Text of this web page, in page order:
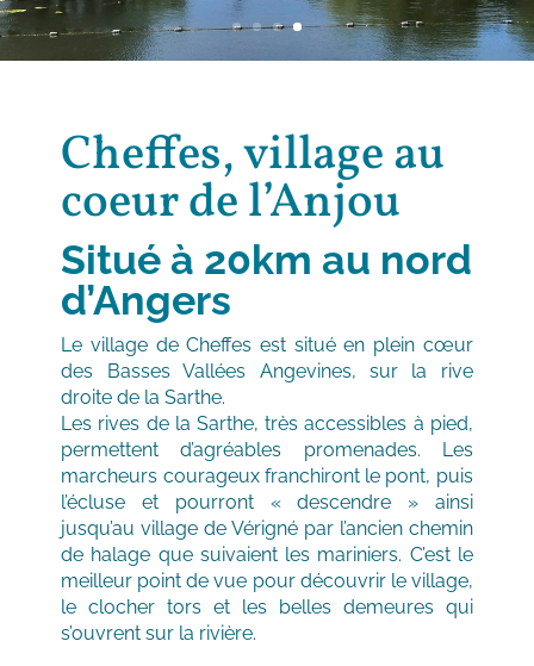
Cheffes, village au
coeur de l’Anjou
Situé à 20km au nord
d’Angers
Le village de Cheffes est situé en plein cœur
des Basses Vallées Angevines, sur la rive
droite de la Sarthe.
Les rives de la Sarthe, très accessibles à pied,
permettent d’agréables promenades. Les
marcheurs courageux franchiront le pont, puis
l’écluse et pourront « descendre » ainsi
jusqu’au village de Vérigné par l’ancien chemin
de halage que suivaient les mariniers. C’est le
meilleur point de vue pour découvrir le village,
le clocher tors et les belles demeures qui
s’ouvrent sur la rivière.